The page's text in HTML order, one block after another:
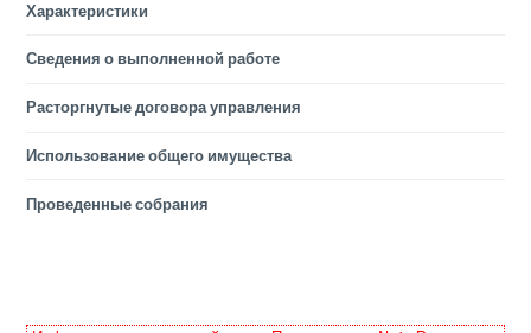
Характеристики
Сведения о выполненной работе
Расторгнутые договора управления
Использование общего имущества
Проведенные собрания